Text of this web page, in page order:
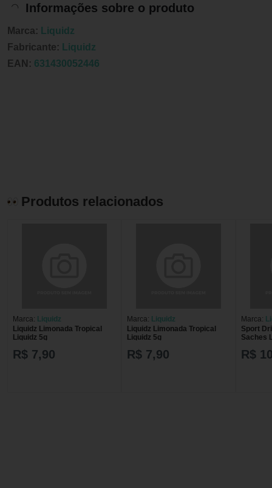
Informações sobre o produto
Marca: Liquidz
Fabricante: Liquidz
EAN: 631430052446
Produtos relacionados
Marca: Liquidz
Liquidz Limonada Tropical
Liquidz 5g
R$ 7,90
Marca: Liquidz
Liquidz Limonada Tropical
Liquidz 5g
R$ 7,90
Marca:
Sport
Saches
R$